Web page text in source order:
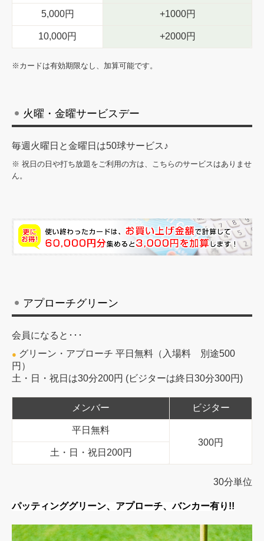
5,000円 +1000円
10,000円 +2000円
※カードは有効期限なし、加算可能です。
火曜・金曜サービスデー
毎週火曜日と金曜日は50球サービス♪
※ 祝日の日や打ち放題をご利用の方は、こちらのサービスはありませ
ん。
アプローチグリーン
会員になると･･･
● グリーン・アプローチ 平日無料（入場料 別途500
円）
土・日・祝日は30分200円 (ビジターは終日30分300円)
メンバー ビジター
平日無料
300円
土・日・祝日200円
30分単位
パッティンググリーン、アプローチ、バンカー有り!!